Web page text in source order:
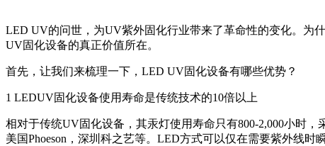
LED UV的问世，为UV紫外固化行业带来了革命性的变化。为
UV固化设备的真正价值所在。
首先，让我们来梳理一下，LED UV固化设备有哪些优势？
1 LEDUV固化设备使用寿命是传统技术的10倍以上
相对于传统UV固化设备，其汞灯使用寿命只有800-2,000小时
美国Phoeson，深圳科之艺等。LED方式可以仅在需要紫外线